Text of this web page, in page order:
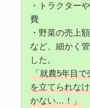
・トラクター
費
・野菜の売上
など、細かく
した。
「就農5年目で
を立てられな
かない…！」